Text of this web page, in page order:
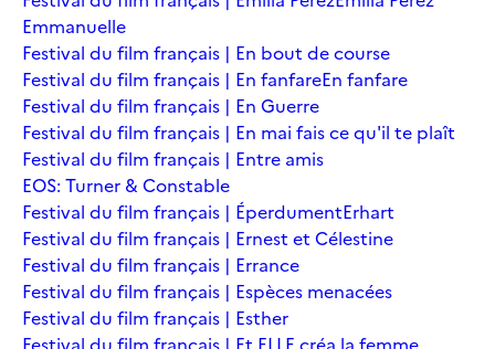
Emmanuelle
Festival du film français | En bout de course
Festival du film français | En fanfareEn fanfare
Festival du film français | En Guerre
Festival du film français | En mai fais ce qu'il te plaît
Festival du film français | Entre amis
EOS: Turner & Constable
Festival du film français | ÉperdumentErhart
Festival du film français | Ernest et Célestine
Festival du film français | Errance
Festival du film français | Espèces menacées
Festival du film français | Esther